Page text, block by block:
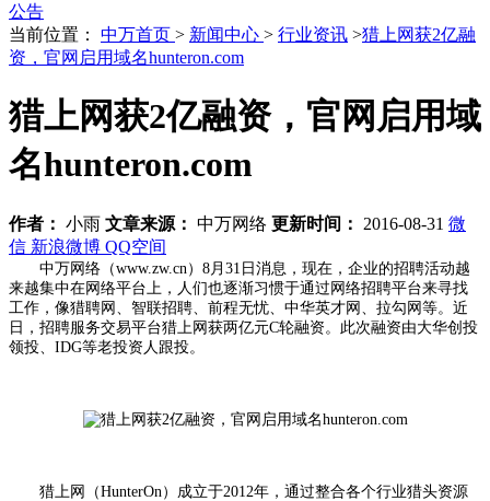
公告
当前位置： 中万首页 > 新闻中心 > 行业资讯 >猎上网获2亿融
资，官网启用域名hunteron.com
猎上网获2亿融资，官网启用域
名hunteron.com
作者： 小雨 文章来源： 中万网络 更新时间： 2016-08-31 微
信 新浪微博 QQ空间
中万网络（www.zw.cn）8月31日消息，现在，企业的招聘活动越
来越集中在网络平台上，人们也逐渐习惯于通过网络招聘平台来寻找
工作，像猎聘网、智联招聘、前程无忧、中华英才网、拉勾网等。近
日，招聘服务交易平台猎上网获两亿元C轮融资。此次融资由大华创投
领投、IDG等老投资人跟投。
猎上网（HunterOn）成立于2012年，通过整合各个行业猎头资源